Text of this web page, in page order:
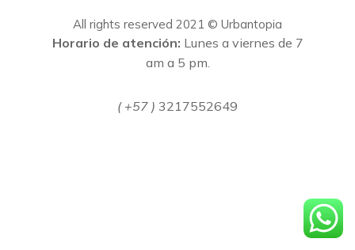
All rights reserved 2021 © Urbantopia
Horario de atención: Lunes a viernes de 7
am a 5 pm.
( +57 ) 3217552649